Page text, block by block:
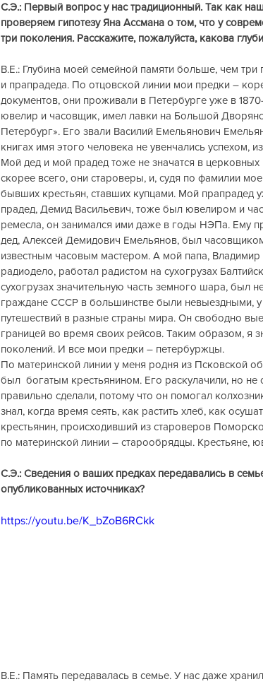
С.Э.: Первый вопрос у нас традиционный. Так как
проверяем гипотезу Яна Ассмана о том, что у
три поколения. Расскажите, пожалуйста, какова
В.Е.: Глубина моей семейной памяти больше, чем
и прапрадеда. По отцовской линии мои предки –
документов, они проживали в Петербурге уже в
ювелир и часовщик, имел лавки на Большой
Петербург». Его звали Василий Емельянович
книгах имя этого человека не увенчались успехом,
Мой дед и мой прадед тоже не значатся в
скорее всего, они староверы, и, судя по фамилии
бывших крестьян, ставших купцами. Мой прапрадед
прадед, Демид Васильевич, тоже был ювелиром и
ремесла, он занимался ими даже в годы НЭПа. Ему
дед, Алексей Демидович Емельянов, был
известным часовым мастером. А мой папа,
радиодело, работал радистом на сухогрузах
сухогрузах значительную часть земного шара, был
граждане СССР в большинстве были невыездными, у
путешествий в разные страны мира. Он свободно
границей во время своих рейсов. Таким образом, я
поколений. И все мои предки – петербуржцы.
По материнской линии у меня родня из Псковской
был  богатым крестьянином. Его раскулачили, но не
правильно сделали, потому что он помогал
знал, когда время сеять, как растить хлеб, как
крестьянин, происходивший из староверов
по материнской линии – старообрядцы. Крестьяне,
С.Э.: Сведения о ваших предках передавались в
опубликованных источниках?
https://youtu.be/K_bZoB6RCkk
В.Е.: Память передавалась в семье. У нас даже